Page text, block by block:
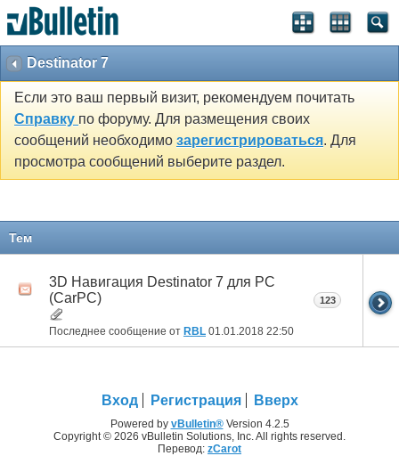
Destinator 7
Если это ваш первый визит, рекомендуем почитать
Справку по форуму. Для размещения своих
сообщений необходимо зарегистрироваться. Для
просмотра сообщений выберите раздел.
Тем
3D Навигация Destinator 7 для PC
(CarPC)
Последнее сообщение от RBL 01.01.2018 22:50
123
Вход Регистрация Вверх
Powered by vBulletin®Version 4.2.5
Copyright © 2026 vBulletin Solutions, Inc. All rights reserved.
Перевод: zCarot